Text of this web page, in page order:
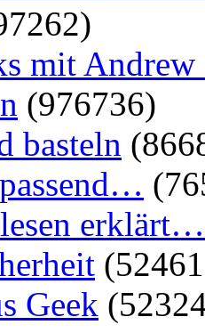
mit
(976736)
basteln
erklärt…
Geek